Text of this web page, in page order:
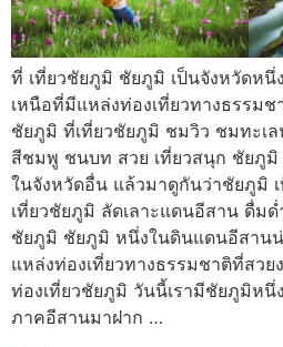
ที่ เที่ยวชัยภูมิ ชัยภูมิ เป็นจังหวัดหนึ่
เหนือที่มีแหล่งท่องเที่ยวทางธรรม
ชัยภูมิ ที่เที่ยวชัยภูมิ ชมวิว ชมทะเล
สีชมพู ชนบท สวย เที่ยวสนุก ชัยภูมิ
ในจังหวัดอื่น แล้วมาดูกันว่าชัยภูมิ
เที่ยวชัยภูมิ ลัดเลาะแดนอีสาน ดื่ม
ชัยภูมิ ชัยภูมิ หนึ่งในดินแดนอีสานน่
แหล่งท่องเที่ยวทางธรรมชาติที่สว
ท่องเที่ยวชัยภูมิ วันนี้เรามีชัยภูมิหนึ่
ภาคอีสานมาฝาก …